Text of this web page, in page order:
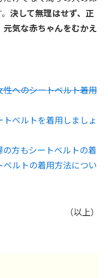
決して無理はせず、正
気な赤ちゃんをむかえ
へのシートベルト着用
ベルトを着用しましょ
方もシートベルトの着
ルトの着用方法につい
（以上）